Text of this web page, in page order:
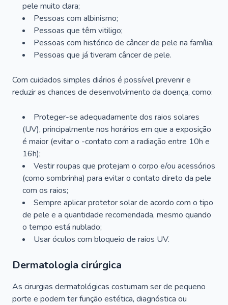
pele muito clara;
Pessoas com albinismo;
Pessoas que têm vitiligo;
Pessoas com histórico de câncer de pele na família;
Pessoas que já tiveram câncer de pele.
Com cuidados simples diários é possível prevenir e
reduzir as chances de desenvolvimento da doença, como:
Proteger-se adequadamente dos raios solares
(UV), principalmente nos horários em que a exposição
é maior (evitar o -contato com a radiação entre 10h e
16h);
Vestir roupas que protejam o corpo e/ou acessórios
(como sombrinha) para evitar o contato direto da pele
com os raios;
Sempre aplicar protetor solar de acordo com o tipo
de pele e a quantidade recomendada, mesmo quando
o tempo está nublado;
Usar óculos com bloqueio de raios UV.
Dermatologia cirúrgica
As cirurgias dermatológicas costumam ser de pequeno
porte e podem ter função estética, diagnóstica ou